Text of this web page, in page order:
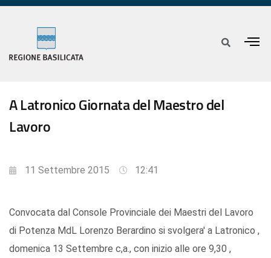
A Latronico Giornata del Maestro del
Lavoro
11 Settembre 2015 12:41
Convocata dal Console Provinciale dei Maestri del Lavoro
di Potenza MdL Lorenzo Berardino si svolgera' a Latronico ,
domenica 13 Settembre c,a., con inizio alle ore 9,30 ,